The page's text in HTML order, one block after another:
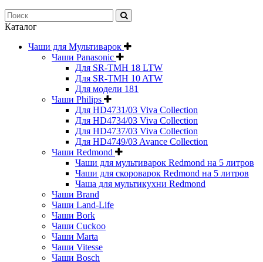
Каталог
Чаши для Мультиварок
Чаши Panasonic
Для SR-TMH 18 LTW
Для SR-TMH 10 ATW
Для модели 181
Чаши Philips
Для HD4731/03 Viva Collection
Для HD4734/03 Viva Collection
Для HD4737/03 Viva Collection
Для HD4749/03 Avance Collection
Чаши Redmond
Чаши для мультиварок Redmond на 5 литров
Чаши для скороварок Redmond на 5 литров
Чаша для мультикухни Redmond
Чаши Brand
Чаши Land-Life
Чаши Bork
Чаши Cuckoo
Чаши Marta
Чаши Vitesse
Чаши Bosch